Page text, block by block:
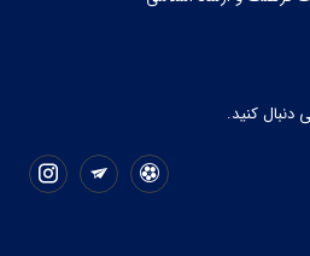
دنبال کنید.